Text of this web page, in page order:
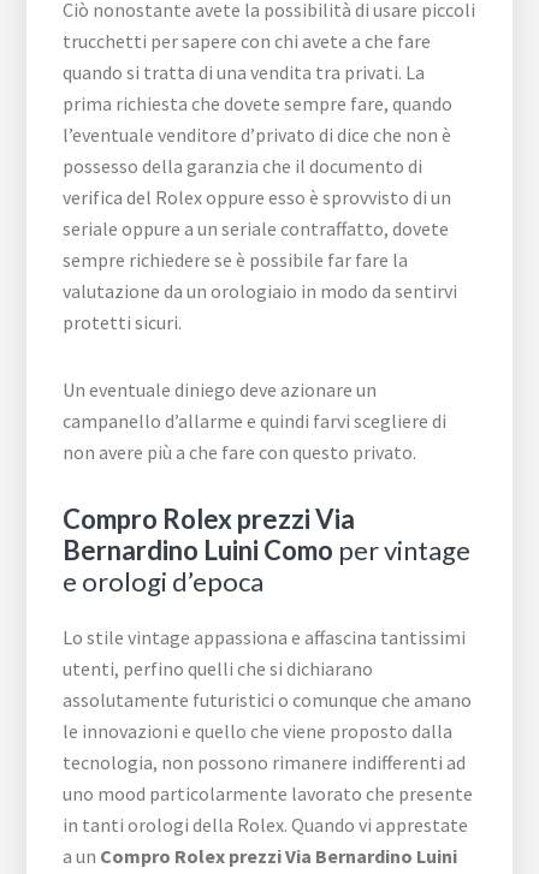
Ciò nonostante avete la possibilità di usare piccoli
trucchetti per sapere con chi avete a che fare
quando si tratta di una vendita tra privati. La
prima richiesta che dovete sempre fare, quando
l’eventuale venditore d’privato di dice che non è
possesso della garanzia che il documento di
verifica del Rolex oppure esso è sprovvisto di un
seriale oppure a un seriale contraffatto, dovete
sempre richiedere se è possibile far fare la
valutazione da un orologiaio in modo da sentirvi
protetti sicuri.
Un eventuale diniego deve azionare un
campanello d’allarme e quindi farvi scegliere di
non avere più a che fare con questo privato.
Compro Rolex prezzi Via
Bernardino Luini Como per vintage
e orologi d’epoca
Lo stile vintage appassiona e affascina tantissimi
utenti, perfino quelli che si dichiarano
assolutamente futuristici o comunque che amano
le innovazioni e quello che viene proposto dalla
tecnologia, non possono rimanere indifferenti ad
uno mood particolarmente lavorato che presente
in tanti orologi della Rolex. Quando vi apprestate
a un Compro Rolex prezzi Via Bernardino Luini